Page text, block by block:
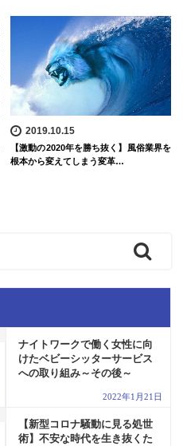
2019.10.15
【激動の2020年を勝ち抜く】風俗業界を
根本から変えてしまう変革…
ナイトワークで働く女性に向
けたベビーシッターサービス
への取り組み～その後～
2022年1月21日
【新型コロナ騒動に見る処世
術】不安な時代を生き抜くた